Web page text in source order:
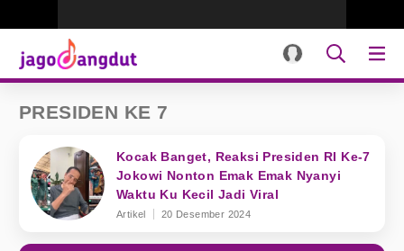
PRESIDEN KE 7
Kocak Banget, Reaksi Presiden RI Ke-7
Jokowi Nonton Emak Emak Nyanyi
Waktu Ku Kecil Jadi Viral
Artikel 20 Desember 2024